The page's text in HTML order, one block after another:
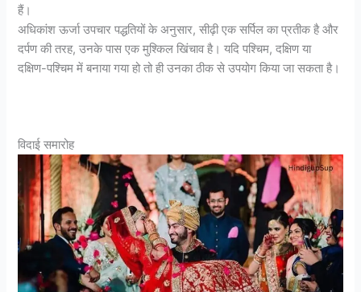
हैं।
अधिकांश ऊर्जा उपचार पद्धतियों के अनुसार, सीढ़ी एक सर्पिल का प्रतीक है और
दर्पण की तरह, उनके पास एक मुश्किल खिंचाव है। यदि पश्चिम, दक्षिण या
दक्षिण-पश्चिम में बनाया गया हो तो ही उनका ठीक से उपयोग किया जा सकता है।
विदाई समारोह